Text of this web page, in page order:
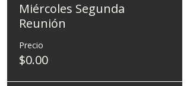
Miércoles Segunda
Reunión
Precio
$0.00